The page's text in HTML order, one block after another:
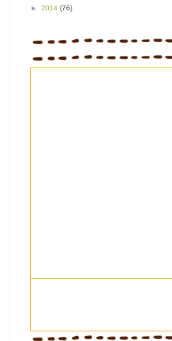
► 2014 (76)